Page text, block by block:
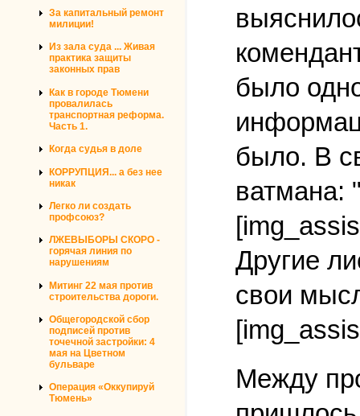
За капитальный ремонт
милиции!
Из зала суда ... Живая
практика защиты
законных прав
Как в городе Тюмени
провалилась
транспортная реформа.
Часть 1.
Когда судья в доле
КОРРУПЦИЯ... а без нее
никак
Легко ли создать
профсоюз?
ЛЖЕВЫБОРЫ СКОРО -
горячая линия по
нарушениям
Митинг 22 мая против
строительства дороги.
Общегородской сбор
подписей против
точечной застройки: 4
мая на Цветном
бульваре
Операция «Оккупируй
Тюмень»
было
было. В
ватмана:
Другие
свои
Между